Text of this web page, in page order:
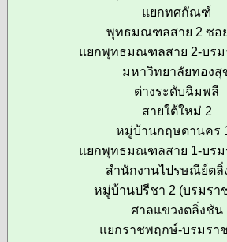
แยกทศกัณฑ์
พุทธมณฑลสาย 2 ซอ
แยกพุทธมณฑลสาย 2-บร
มหาวิทยาลัยทองสุ
ต่างระดับฉิมพลี
สายใต้ใหม่ 2
หมู่บ้านกฤษดานคร
แยกพุทธมณฑลสาย 1-บร
สำนักงานไปรษณีย์ตลิ่
หมู่บ้านปรีชา 2 (บรมรา
ศาลแขวงตลิ่งชัน
แยกราชพฤกษ์-บรมรา